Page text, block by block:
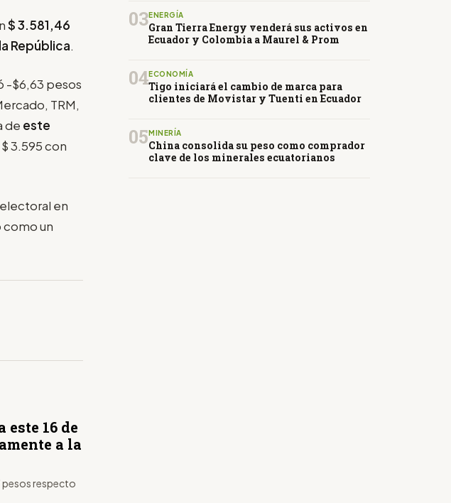
$3.581,46
República.
-$6,63 pesos
TRM,
de este
3.595 con
en
como un
16 de
a la
pesos respecto
03ENERGÍA
Gran Tierra Energy venderá sus activos en
Ecuador y Colombia a Maurel & Prom
04ECONOMÍA
Tigo iniciará el cambio de marca para
clientes de Movistar y Tuenti en Ecuador
05 MINERÍA
China consolida su peso como comprador
clave de los minerales ecuatorianos